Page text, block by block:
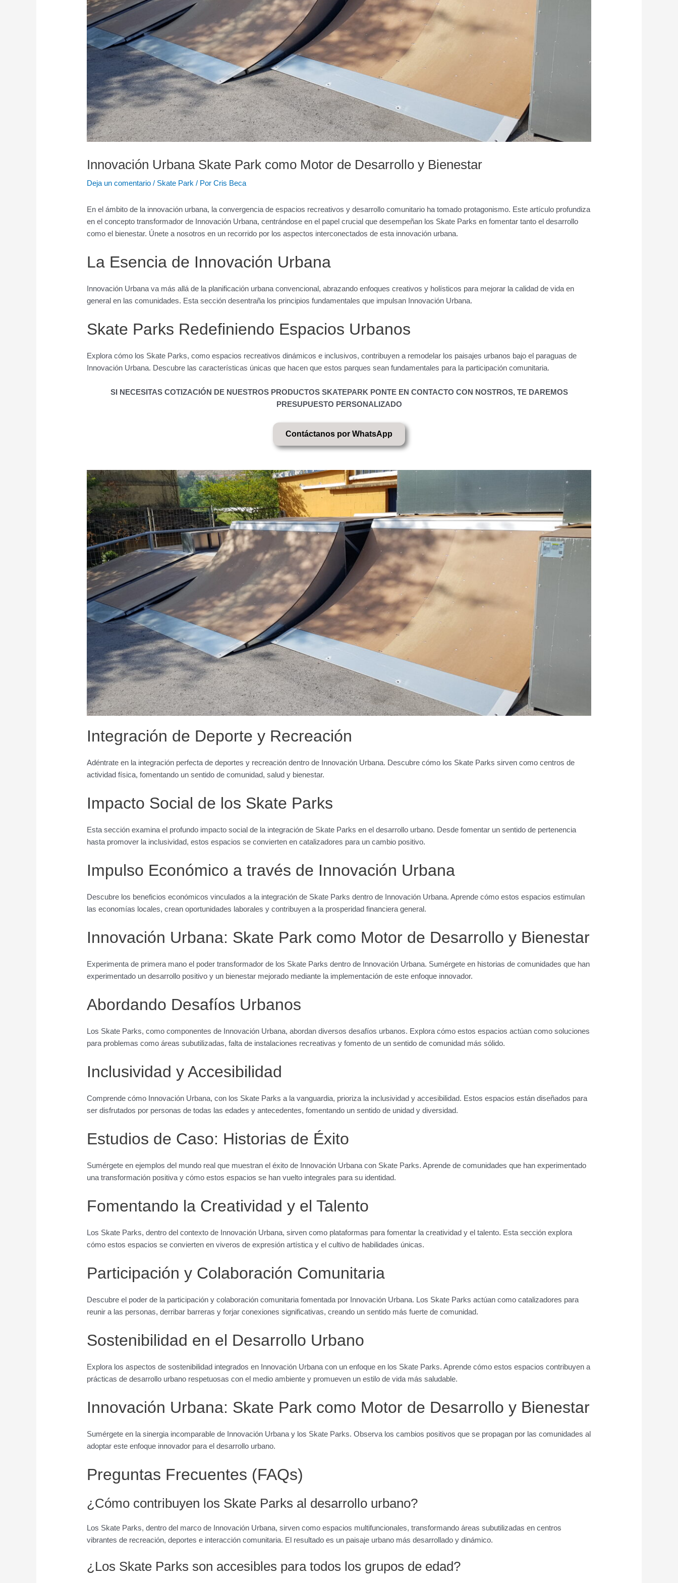
Innovación Urbana Skate Park como Motor de Desarrollo y Bienestar
Deja un comentario / Skate Park / PorCris Beca
En el ámbito de la innovación urbana, la convergencia de espacios recreativos y desarrollo comunitario ha tomado protagonismo. Este artículo profundiza
en el concepto transformador de Innovación Urbana, centrándose en el papel crucial que desempeñan los Skate Parks en fomentar tanto el desarrollo
como el bienestar. Únete a nosotros en un recorrido por los aspectos interconectados de esta innovación urbana.
La Esencia de Innovación Urbana
Innovación Urbana va más allá de la planificación urbana convencional, abrazando enfoques creativos y holísticos para mejorar la calidad de vida en
general en las comunidades. Esta sección desentraña los principios fundamentales que impulsan Innovación Urbana.
Skate Parks Redefiniendo Espacios Urbanos
Explora cómo los Skate Parks, como espacios recreativos dinámicos e inclusivos, contribuyen a remodelar los paisajes urbanos bajo el paraguas de
Innovación Urbana. Descubre las características únicas que hacen que estos parques sean fundamentales para la participación comunitaria.
SI NECESITAS COTIZACIÓN DE NUESTROS PRODUCTOS SKATEPARK PONTE EN CONTACTO CON NOSTROS, TE DAREMOS
PRESUPUESTO PERSONALIZADO
Contáctanos por WhatsApp
Integración de Deporte y Recreación
Adéntrate en la integración perfecta de deportes y recreación dentro de Innovación Urbana. Descubre cómo los Skate Parks sirven como centros de
actividad física, fomentando un sentido de comunidad, salud y bienestar.
Impacto Social de los Skate Parks
Esta sección examina el profundo impacto social de la integración de Skate Parks en el desarrollo urbano. Desde fomentar un sentido de pertenencia
hasta promover la inclusividad, estos espacios se convierten en catalizadores para un cambio positivo.
Impulso Económico a través de Innovación Urbana
Descubre los beneficios económicos vinculados a la integración de Skate Parks dentro de Innovación Urbana. Aprende cómo estos espacios estimulan
las economías locales, crean oportunidades laborales y contribuyen a la prosperidad financiera general.
Innovación Urbana: Skate Park como Motor de Desarrollo y Bienestar
Experimenta de primera mano el poder transformador de los Skate Parks dentro de Innovación Urbana. Sumérgete en historias de comunidades que han
experimentado un desarrollo positivo y un bienestar mejorado mediante la implementación de este enfoque innovador.
Abordando Desafíos Urbanos
Los Skate Parks, como componentes de Innovación Urbana, abordan diversos desafíos urbanos. Explora cómo estos espacios actúan como soluciones
para problemas como áreas subutilizadas, falta de instalaciones recreativas y fomento de un sentido de comunidad más sólido.
Inclusividad y Accesibilidad
Comprende cómo Innovación Urbana, con los Skate Parks a la vanguardia, prioriza la inclusividad y accesibilidad. Estos espacios están diseñados para
ser disfrutados por personas de todas las edades y antecedentes, fomentando un sentido de unidad y diversidad.
Estudios de Caso: Historias de Éxito
Sumérgete en ejemplos del mundo real que muestran el éxito de Innovación Urbana con Skate Parks. Aprende de comunidades que han experimentado
una transformación positiva y cómo estos espacios se han vuelto integrales para su identidad.
Fomentando la Creatividad y el Talento
Los Skate Parks, dentro del contexto de Innovación Urbana, sirven como plataformas para fomentar la creatividad y el talento. Esta sección explora
cómo estos espacios se convierten en viveros de expresión artística y el cultivo de habilidades únicas.
Participación y Colaboración Comunitaria
Descubre el poder de la participación y colaboración comunitaria fomentada por Innovación Urbana. Los Skate Parks actúan como catalizadores para
reunir a las personas, derribar barreras y forjar conexiones significativas, creando un sentido más fuerte de comunidad.
Sostenibilidad en el Desarrollo Urbano
Explora los aspectos de sostenibilidad integrados en Innovación Urbana con un enfoque en los Skate Parks. Aprende cómo estos espacios contribuyen a
prácticas de desarrollo urbano respetuosas con el medio ambiente y promueven un estilo de vida más saludable.
Innovación Urbana: Skate Park como Motor de Desarrollo y Bienestar
Sumérgete en la sinergia incomparable de Innovación Urbana y los Skate Parks. Observa los cambios positivos que se propagan por las comunidades al
adoptar este enfoque innovador para el desarrollo urbano.
Preguntas Frecuentes (FAQs)
¿Cómo contribuyen los Skate Parks al desarrollo urbano?
Los Skate Parks, dentro del marco de Innovación Urbana, sirven como espacios multifuncionales, transformando áreas subutilizadas en centros
vibrantes de recreación, deportes e interacción comunitaria. El resultado es un paisaje urbano más desarrollado y dinámico.
¿Los Skate Parks son accesibles para todos los grupos de edad?